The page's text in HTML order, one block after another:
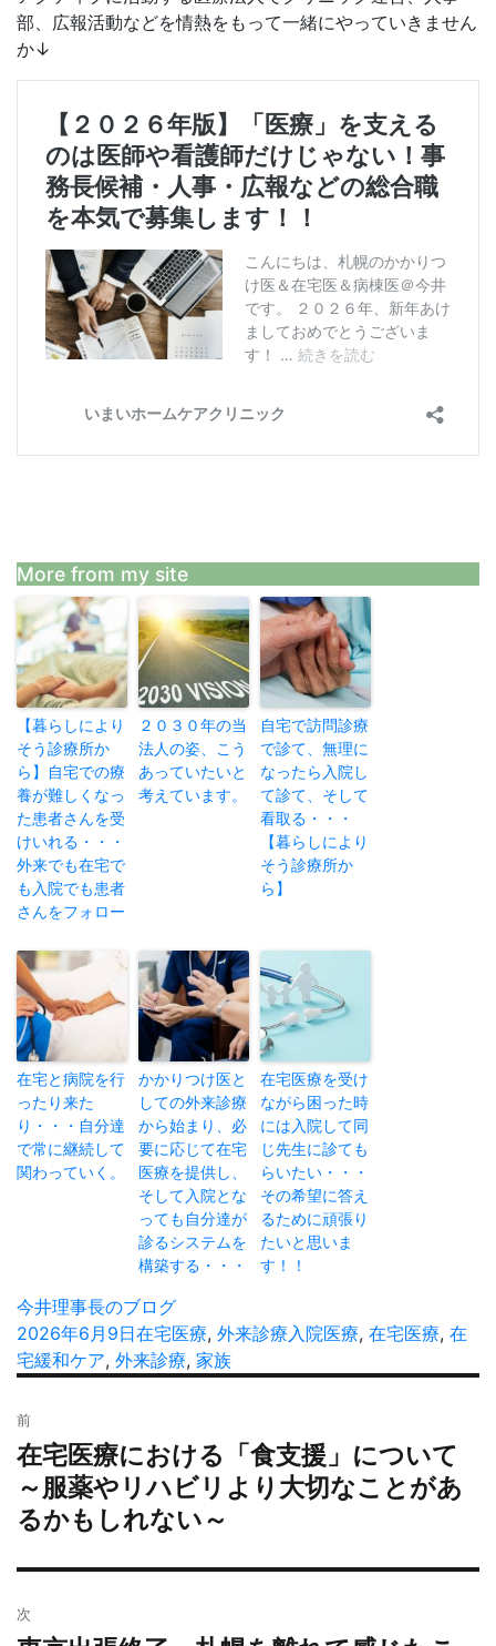
部、広報活動などを情熱をもって一緒にやっていきません
か↓
More from my site
【暮らしにより
そう診療所か
ら】自宅での療
養が難しくなっ
た患者さんを受
けいれる・・・
外来でも在宅で
も入院でも患者
さんをフォロー
２０３０年の当
法人の姿、こう
あっていたいと
考えています。
自宅で訪問診療
で診て、無理に
なったら入院し
て診て、そして
看取る・・・
【暮らしにより
そう診療所か
ら】
在宅と病院を行
ったり来た
り・・・自分達
で常に継続して
関わっていく。
かかりつけ医と
しての外来診療
から始まり、必
要に応じて在宅
医療を提供し、
そして入院とな
っても自分達が
診るシステムを
構築する・・・
在宅医療を受け
ながら困った時
には入院して同
じ先生に診ても
らいたい・・・
その希望に答え
るために頑張り
たいと思いま
す！！
投
稿
者
今井理事長のブログ
投
稿
2026年6月9日カ
テ
ー
在宅医療, 外来診療タ
入院医療, 在宅医療, 在
宅緩和ケア, 外来診療, 家族
稿
ナ
ビ
ゲ
ョ
前
過
の
投
在宅医療における「食支援」について
～服薬やリハビリより大切なことがあ
るかもしれない～
次